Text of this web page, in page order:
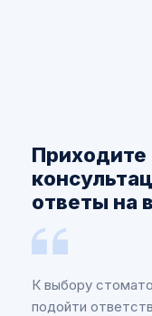
Приходите
ответы на
К выбору
подойти